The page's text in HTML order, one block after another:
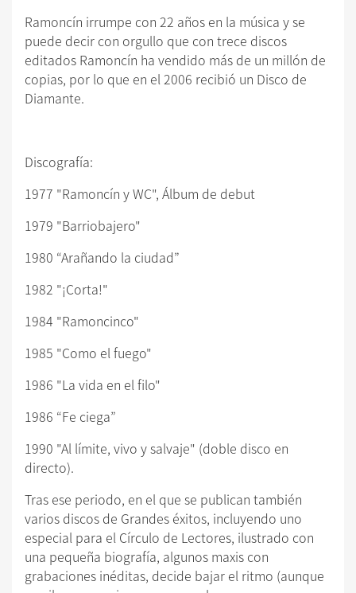
Ramoncín irrumpe con 22 años en la música y se
puede decir con orgullo que con trece discos
editados Ramoncín ha vendido más de un millón de
copias, por lo que en el 2006 recibió un Disco de
Diamante.
Discografía:
1977 "Ramoncín y WC", Álbum de debut
1979 "Barriobajero"
1980 “Arañando la ciudad”
1982 "¡Corta!"
1984 "Ramoncinco"
1985 "Como el fuego"
1986 "La vida en el filo"
1986 “Fe ciega”
1990 "Al límite, vivo y salvaje" (doble disco en
directo).
Tras ese periodo, en el que se publican también
varios discos de Grandes éxitos, incluyendo uno
especial para el Círculo de Lectores, ilustrado con
una pequeña biografía, algunos maxis con
grabaciones inéditas, decide bajar el ritmo (aunque